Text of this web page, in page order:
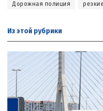
Дорожная полиция
Из этой рубрики